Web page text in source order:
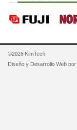
©2026 KimTech
Diseño y Desarrollo Web por